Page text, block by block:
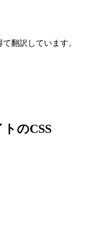
翻訳しています。
のCSS